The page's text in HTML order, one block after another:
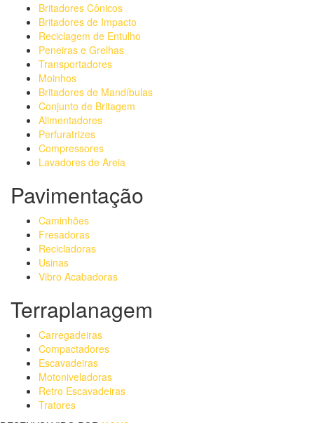
Britadores Cônicos
Britadores de Impacto
Reciclagem de Entulho
Peneiras e Grelhas
Transportadores
Moinhos
Britadores de Mandíbulas
Conjunto de Britagem
Alimentadores
Perfuratrizes
Compressores
Lavadores de Areia
Pavimentação
Caminhões
Fresadoras
Recicladoras
Usinas
Vibro Acabadoras
Terraplanagem
Carregadeiras
Compactadores
Escavadeiras
Motoniveladoras
Retro Escavadeiras
Tratores